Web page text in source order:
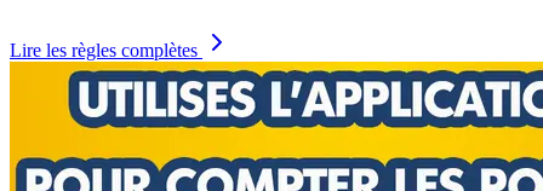
Lire les règles complètes